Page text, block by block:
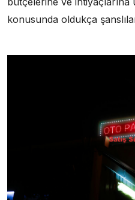
konusunda oldukça